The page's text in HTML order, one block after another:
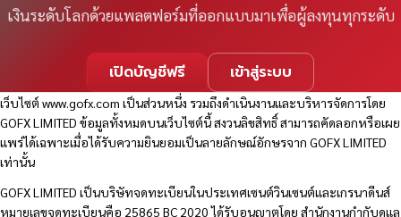
เงินระดับโลกด้วยแพลตฟอร์มที่ออกแบบมาเพื่อผู้ลงทุนทุกระดับ
เปิดบัญชีฟรี เข้าสู่ระบบ
เว็บไซต์www.gofx.com เป็นส่วนหนึ่ง รวมถึงดำเนินงานและบริหารจัดการโดย
GOFX LIMITED ข้อมูลทั้งหมดบนเว็บไซต์นี้ สงวนลิขสิทธิ์ สามารถคัดลอกหรือเผย
แพร่ได้เฉพาะเมื่อได้รับความยินยอมเป็นลายลักษณ์อักษรจาก GOFX LIMITED
เท่านั้น
GOFX LIMITED เป็นบริษัทจดทะเบียนในประเทศเซนต์วินเซนต์และเกรนาดีนส์
หมายเลขจดทะเบียนคือ 25865 BC 2020 ได้รับอนุญาตโดย สำนักงานกำกับดูแล